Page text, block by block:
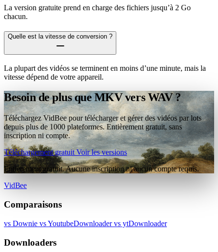
La version gratuite prend en charge des fichiers jusqu’à 2 Go
chacun.
Quelle est la vitesse de conversion ?
La plupart des vidéos se terminent en moins d’une minute, mais la
vitesse dépend de votre appareil.
Besoin de plus que MKV vers WAV ?
Téléchargez VidBee pour télécharger et gérer des vidéos par lots
depuis plus de 1000 plateformes. Entièrement gratuit, sans
inscription ni compte.
Téléchargement gratuitVoir les versions
Entièrement gratuit. Aucune inscription ni aucun compte requis.
VidBee
Comparaisons
vs Downie vs YoutubeDownloadervs ytDownloader
Downloaders